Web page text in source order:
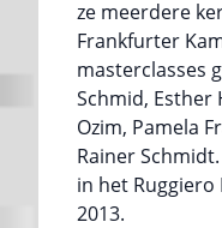
ze meerdere
Frankfurter
masterclasses
Schmid, Esther
Ozim, Pamela
Rainer
in het
2013.